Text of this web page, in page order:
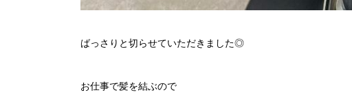
ばっさりと切らせていただきました◎
お仕事で髪を結ぶので